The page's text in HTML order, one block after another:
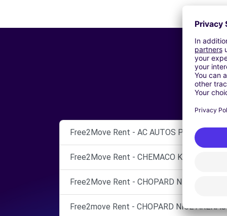
Free2Move Rent - AC AUTOS PRESTIGE -
Free2Move Rent - CHEMACO KDM - DRAP
Free2Move Rent - CHOPARD NICE
Free2move Rent - CHOPARD NICE